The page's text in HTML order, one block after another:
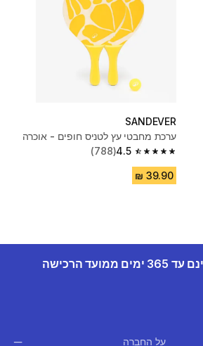
SANDEVER
ערכת מחבטי עץ לטניס חופים - אוכרה
4.5
4.5 out of 5 stars from 788 reviews
(788)
הרכישה
על החברה